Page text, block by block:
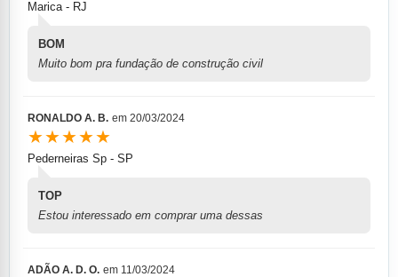
Marica - RJ
BOM
Muito bom pra fundação de construção civil
RONALDO A. B. em 20/03/2024
★★★★★
Pederneiras Sp - SP
TOP
Estou interessado em comprar uma dessas
ADÃO A. D. O. em 11/03/2024